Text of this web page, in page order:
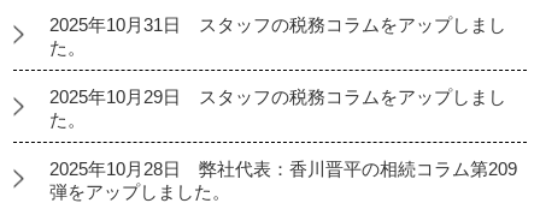
2025年10月31日 スタッフの税務コラムをアップしまし
た。
2025年10月29日 スタッフの税務コラムをアップしまし
た。
2025年10月28日 弊社代表：香川晋平の相続コラム第209
弾をアップしました。